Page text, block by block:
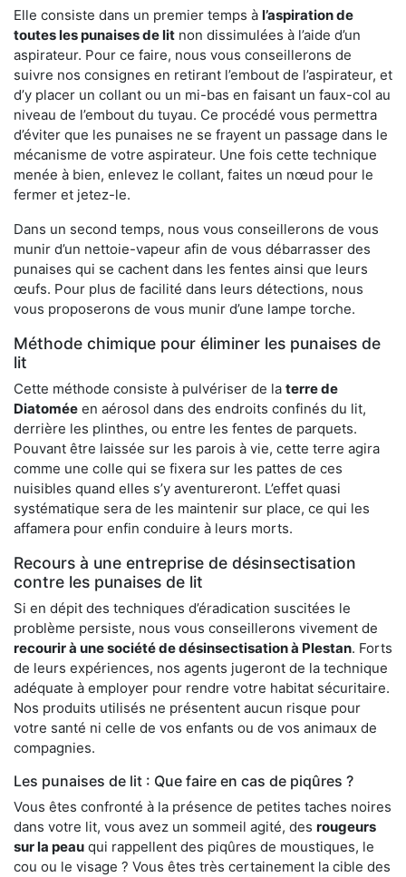
Elle consiste dans un premier temps à l’aspiration de
toutes les punaises de lit non dissimulées à l’aide d’un
aspirateur. Pour ce faire, nous vous conseillerons de
suivre nos consignes en retirant l’embout de l’aspirateur, et
d’y placer un collant ou un mi-bas en faisant un faux-col au
niveau de l’embout du tuyau. Ce procédé vous permettra
d’éviter que les punaises ne se frayent un passage dans le
mécanisme de votre aspirateur. Une fois cette technique
menée à bien, enlevez le collant, faites un nœud pour le
fermer et jetez-le.
Dans un second temps, nous vous conseillerons de vous
munir d’un nettoie-vapeur afin de vous débarrasser des
punaises qui se cachent dans les fentes ainsi que leurs
œufs. Pour plus de facilité dans leurs détections, nous
vous proposerons de vous munir d’une lampe torche.
Méthode chimique pour éliminer les punaises de
lit
Cette méthode consiste à pulvériser de la terre de
Diatomée en aérosol dans des endroits confinés du lit,
derrière les plinthes, ou entre les fentes de parquets.
Pouvant être laissée sur les parois à vie, cette terre agira
comme une colle qui se fixera sur les pattes de ces
nuisibles quand elles s’y aventureront. L’effet quasi
systématique sera de les maintenir sur place, ce qui les
affamera pour enfin conduire à leurs morts.
Recours à une entreprise de désinsectisation
contre les punaises de lit
Si en dépit des techniques d’éradication suscitées le
problème persiste, nous vous conseillerons vivement de
recourir à une société de désinsectisation à Plestan. Forts
de leurs expériences, nos agents jugeront de la technique
adéquate à employer pour rendre votre habitat sécuritaire.
Nos produits utilisés ne présentent aucun risque pour
votre santé ni celle de vos enfants ou de vos animaux de
compagnies.
Les punaises de lit : Que faire en cas de piqûres ?
Vous êtes confronté à la présence de petites taches noires
dans votre lit, vous avez un sommeil agité, des rougeurs
sur la peau qui rappellent des piqûres de moustiques, le
cou ou le visage ? Vous êtes très certainement la cible des